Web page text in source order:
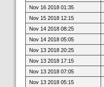
Nov 16 2018 01:35
Nov 15 2018 12:15
Nov 14 2018 08:25
Nov 14 2018 05:05
Nov 13 2018 20:25
Nov 13 2018 17:15
Nov 13 2018 07:05
Nov 13 2018 05:15